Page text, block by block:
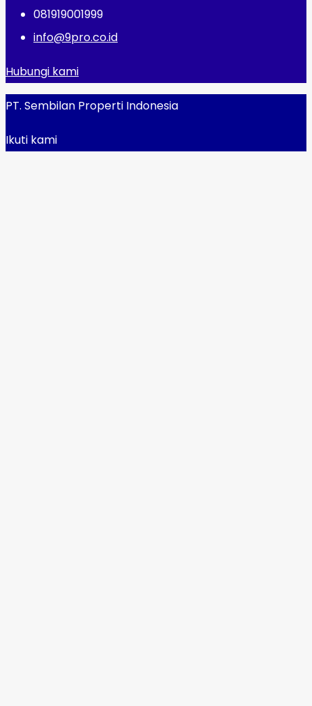
081919001999
info@9pro.co.id
Hubungi kami
PT. Sembilan Properti Indonesia
Ikuti kami